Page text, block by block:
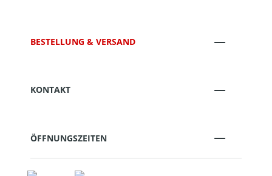
BESTELLUNG & VERSAND
KONTAKT
ÖFFNUNGSZEITEN